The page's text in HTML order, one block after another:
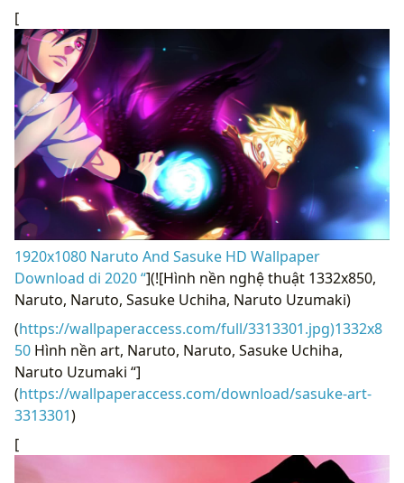
[
1920x1080 Naruto And Sasuke HD Wallpaper
Download di 2020 “](![Hình nền nghệ thuật 1332x850,
Naruto, Naruto, Sasuke Uchiha, Naruto Uzumaki)
(https://wallpaperaccess.com/full/3313301.jpg)1332x8
50 Hình nền art, Naruto, Naruto, Sasuke Uchiha,
Naruto Uzumaki “]
(https://wallpaperaccess.com/download/sasuke-art-
3313301)
[